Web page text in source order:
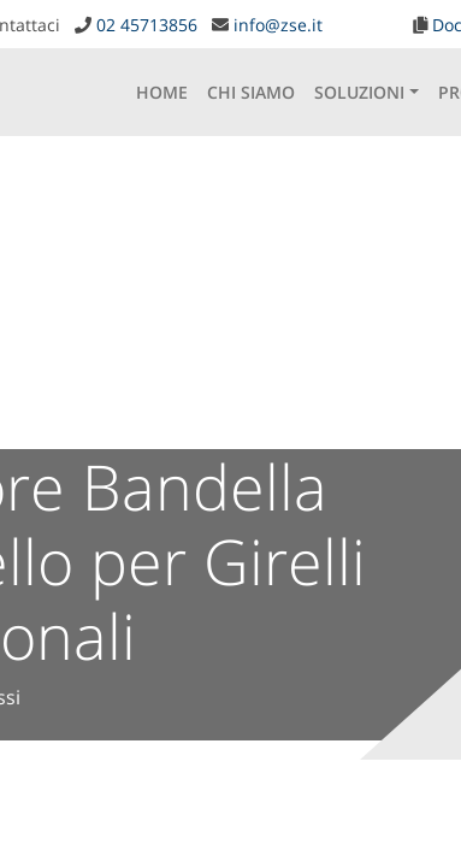
02 45713856 info@zse.it
HOME CHI SIAMO SOLUZIONI
Bandella
per Girelli